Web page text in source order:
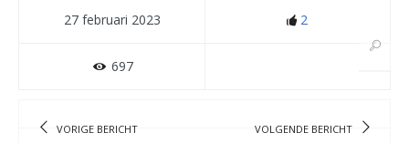
27 februari 2023 2
697
VORIGE BERICHT VOLGENDE BERICHT